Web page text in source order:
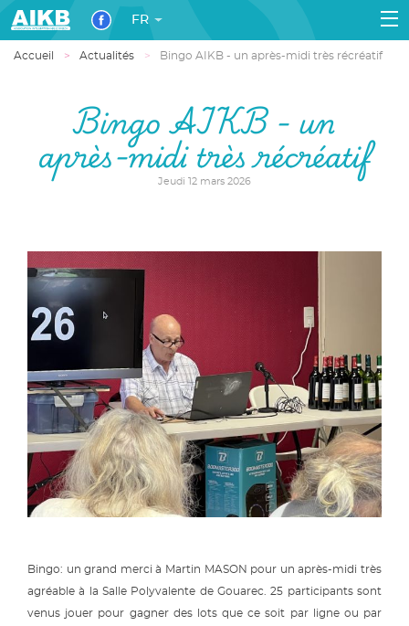
FR
Accueil Actualités Bingo AIKB - un après-midi très récréatif
Bingo AIKB - un
après-midi très récréatif
Jeudi 12 mars 2026
Bingo: un grand merci à Martin MASON pour un après-midi très
agréable à la Salle Polyvalente de Gouarec. 25 participants sont
venus jouer pour gagner des lots que ce soit par ligne ou par